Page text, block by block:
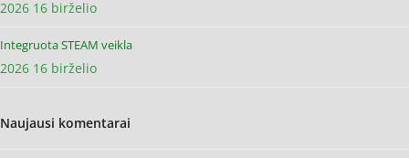
2026 16 birželio
Integruota STEAM veikla
2026 16 birželio
Naujausi komentarai